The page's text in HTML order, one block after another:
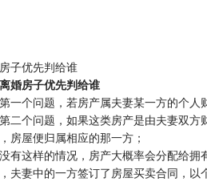
子优先判给谁
婚房子优先判给谁
一个问题，若房产属夫妻某一方的个人
二个问题，如果这类房产是由夫妻双方
房屋便归属相应的那一方；
有这样的情况，房产大概率会分配给拥
夫妻中的一方签订了房屋买卖合同，以